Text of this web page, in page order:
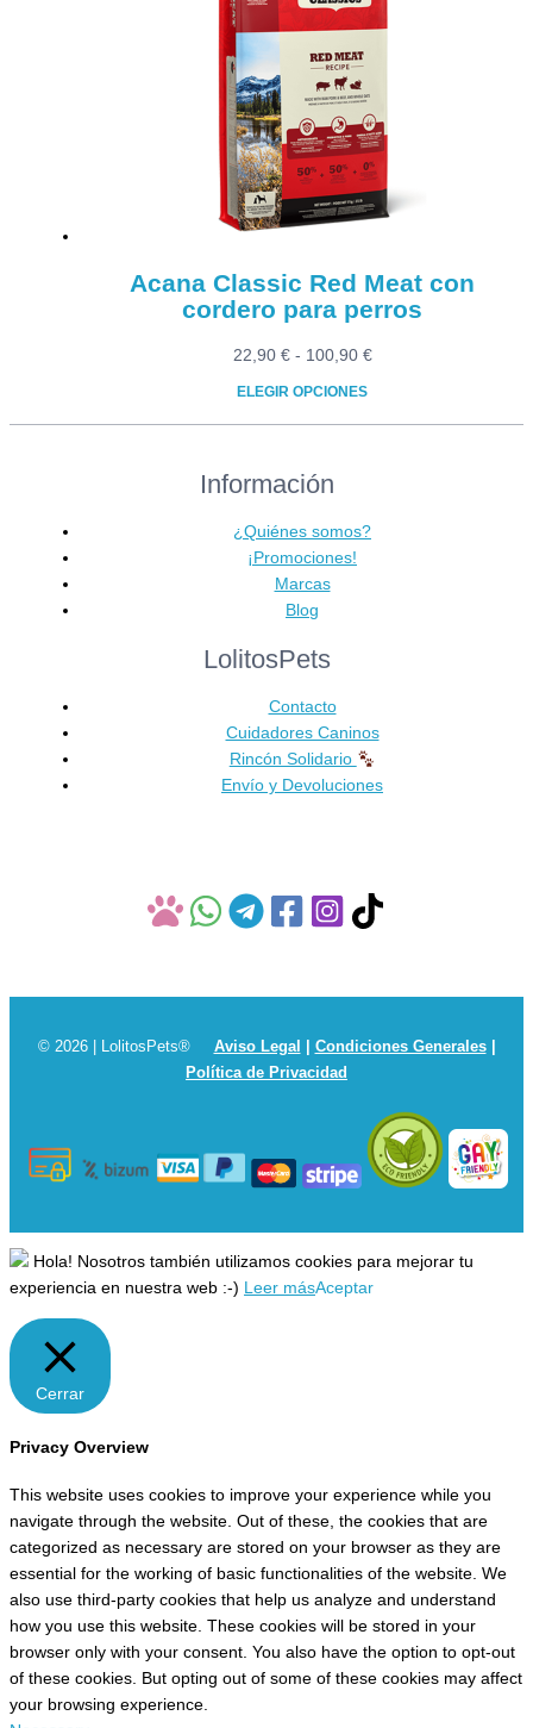
Las
opciones
se
pueden
elegir
en
la
página
Acana Classic Red Meat con
cordero para perros
22,90 € - 100,90 €Rango
ELEGIR OPCIONES
Este
tiene
variantes.
Las
opciones
se
elegir
la
página
de
producto
Información
¿Quiénes somos?
¡Promociones!
Marcas
Blog
LolitosPets
Contacto
Cuidadores Caninos
Rincón Solidario
Envío y Devoluciones
© 2026 | LolitosPets® Aviso Legal Condiciones Generales|
Política de Privacidad
Hola! Nosotros también utilizamos cookies para mejorar tu
experiencia en nuestra web :-) Leer másAceptar
Cerrar
Privacy Overview
This website uses cookies to improve your experience while you
navigate through the website. Out of these, the cookies that are
categorized as necessary are stored on your browser as they are
essential for the working of basic functionalities of the website. We
also use third-party cookies that help us analyze and understand
how you use this website. These cookies will be stored in your
browser only with your consent. You also have the option to opt-out
of these cookies. But opting out of some of these cookies may affect
your browsing experience.